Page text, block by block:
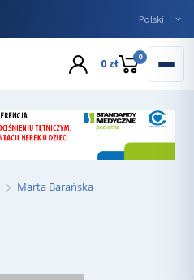
0 zł 0
Marta Barańska